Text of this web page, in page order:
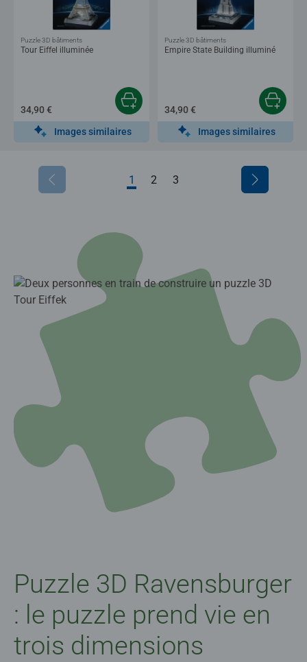
Tour Eiffel illuminée
Puzzle 3D bâtiments
34,90 €
Images similaires
Empire State Building illuminé
Puzzle 3D bâtiments
34,90 €
Images similaires
1 2 3
Puzzle 3D Ravensburger
: le puzzle prend vie en
trois dimensions